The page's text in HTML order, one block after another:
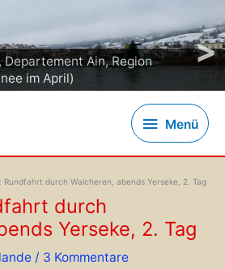
Departement Ain, Region
im April)
>
Menü
Menü
Rundfahrt durch Walcheren, abends Yerseke, 2. Tag
durch
Yerseke, 2. Tag
/ 3 Kommentare